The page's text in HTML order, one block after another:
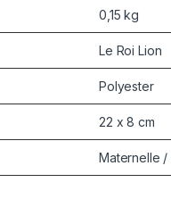
0,15 kg
Le Roi Lion
Polyester
22 x 8 cm
Maternelle /